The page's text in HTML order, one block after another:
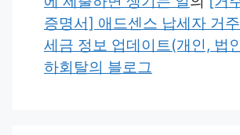
증명서] 애드센스 납세자 거
세금 정보 업데이트(개인, 법
하회탈의 블로그